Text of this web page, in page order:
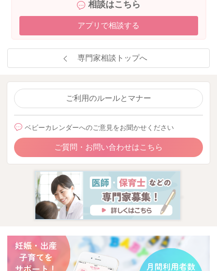
相談はこちら
アプリで相談する
専門家相談トップへ
ご利用のルールとマナー
ベビーカレンダーへのご意見をお聞かせください
ご質問・お問い合わせはこちら